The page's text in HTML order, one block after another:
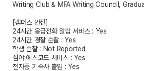
Writing Club & MFA Writing Council,
[캠퍼스 안전]
24시간 응급전화 알람 서비스 : Yes
24시간 경찰 순찰 : Yes
학생 순찰 : Not Reported
심야 에스코드 서비스 : Yes
전자동 기숙사 출입 : Yes